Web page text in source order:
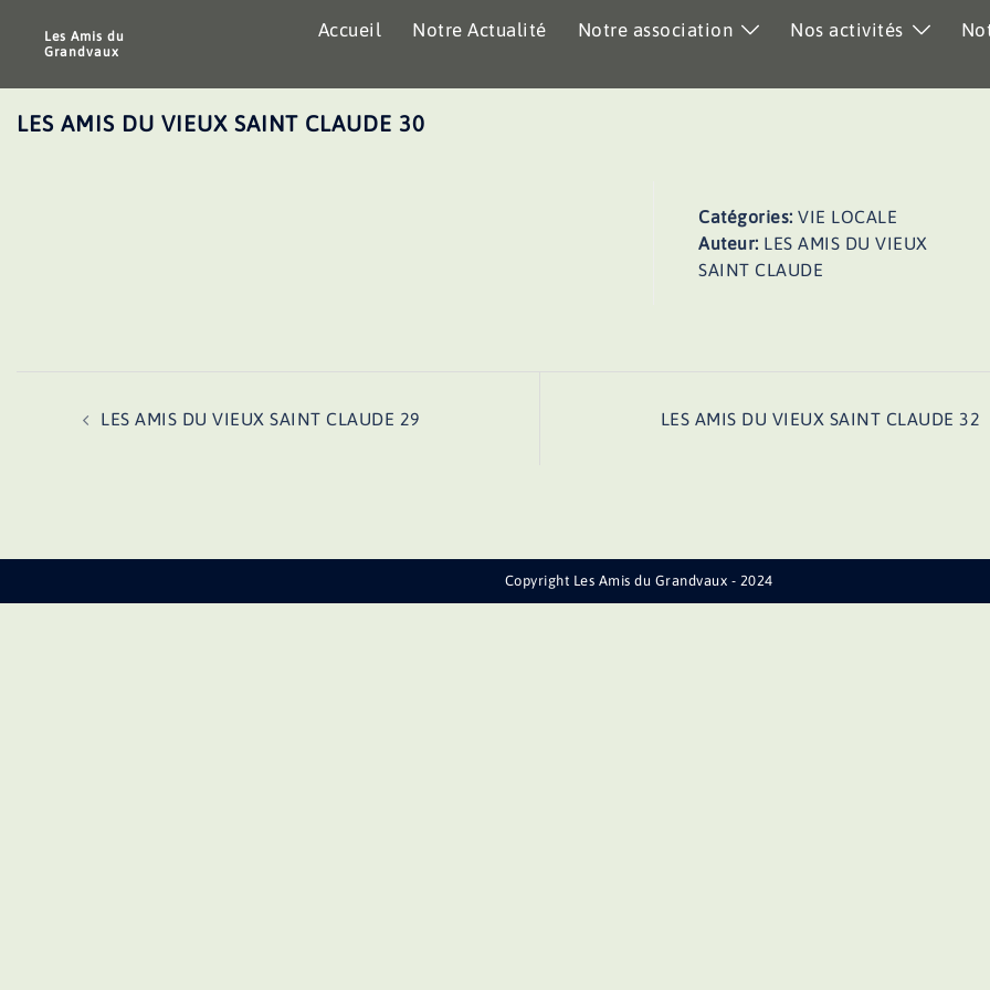
Les Amis du
Grandvaux
Accueil Notre Actualité Notre association Nos activités
LES AMIS DU VIEUX SAINT CLAUDE 30
Catégories:VIE LOCALE
Auteur: LES AMIS DU VIEUX
SAINT CLAUDE
LES AMIS DU VIEUX SAINT CLAUDE 29 LES AMIS DU VIEUX SAINT CLAUDE 32
Copyright Les Amis du Grandvaux - 2024